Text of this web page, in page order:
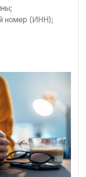
номер (ИНН);